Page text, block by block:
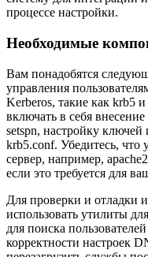
процессе настройки.
Необходимые
Вам понадобятся
управления
Kerberos, такие как krb5
включать в себя
setspn, настройку
krb5.conf. Убедитесь, что
сервер, например,
если это требуется для
Для проверки и отладки
использовать утилиты
для поиска
корректности настроек